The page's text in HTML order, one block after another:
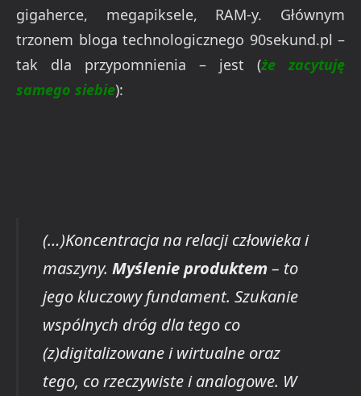
gigaherce, megapiksele, RAM-y. Głównym
trzonem bloga technologicznego 90sekund.pl –
tak dla przypomnienia – jest (że zacytuję
samego siebie):
(…)Koncentracja na relacji człowieka i
maszyny.Myślenie produktem– to
jego kluczowy fundament. Szukanie
wspólnych dróg dla tego co
(z)digitalizowane i wirtualne oraz
tego, co rzeczywiste i analogowe. W